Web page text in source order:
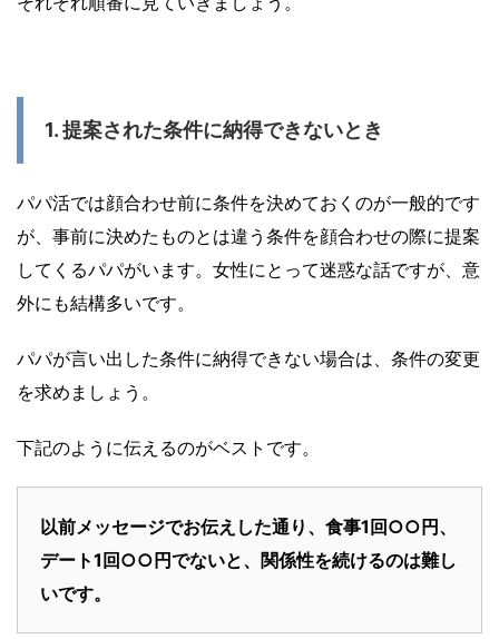
1. 提案された条件に納得できないとき
パパ活では顔合わせ前に条件を決めておくのが一般的です
が、事前に決めたものとは違う条件を顔合わせの際に提案
してくるパパがいます。女性にとって迷惑な話ですが、意
外にも結構多いです。
パパが言い出した条件に納得できない場合は、条件の変更
を求めましょう。
下記のように伝えるのがベストです。
以前メッセージでお伝えした通り、食事1回○○円、
デート1回○○円でないと、関係性を続けるのは難し
いです。